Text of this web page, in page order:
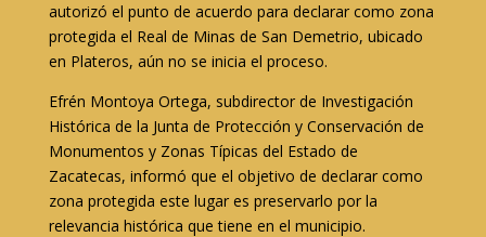
autorizó el punto de acuerdo para declarar como zona
protegida el Real de Minas de San Demetrio, ubicado
en Plateros, aún no se inicia el proceso.
Efrén Montoya Ortega, subdirector de Investigación
Histórica de la Junta de Protección y Conservación de
Monumentos y Zonas Típicas del Estado de
Zacatecas, informó que el objetivo de declarar como
zona protegida este lugar es preservarlo por la
relevancia histórica que tiene en el municipio.